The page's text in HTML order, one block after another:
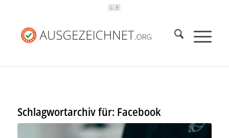
🇬🇧
Schlagwortarchiv für: Facebook